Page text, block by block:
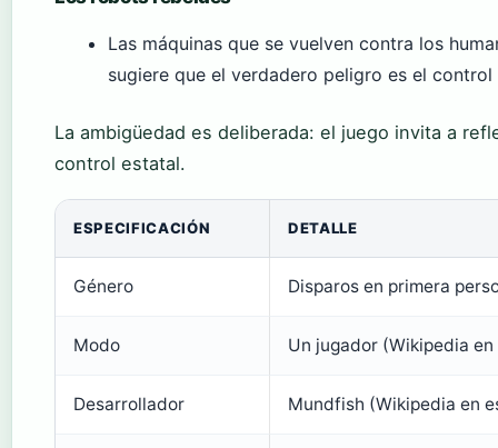
Las máquinas que se vuelven contra los
sugiere que el verdadero peligro es el
La ambigüedad es deliberada: el juego invita a
control estatal.
ESPECIFICACIÓN DETALLE
Género Disparos en primera
Modo Un jugador (Wikipedia
Desarrollador Mundfish (Wikipedia en